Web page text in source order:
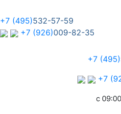
+7 (495)532-57-59
+7 (926)009-82-35
+7 (495)
+7
с